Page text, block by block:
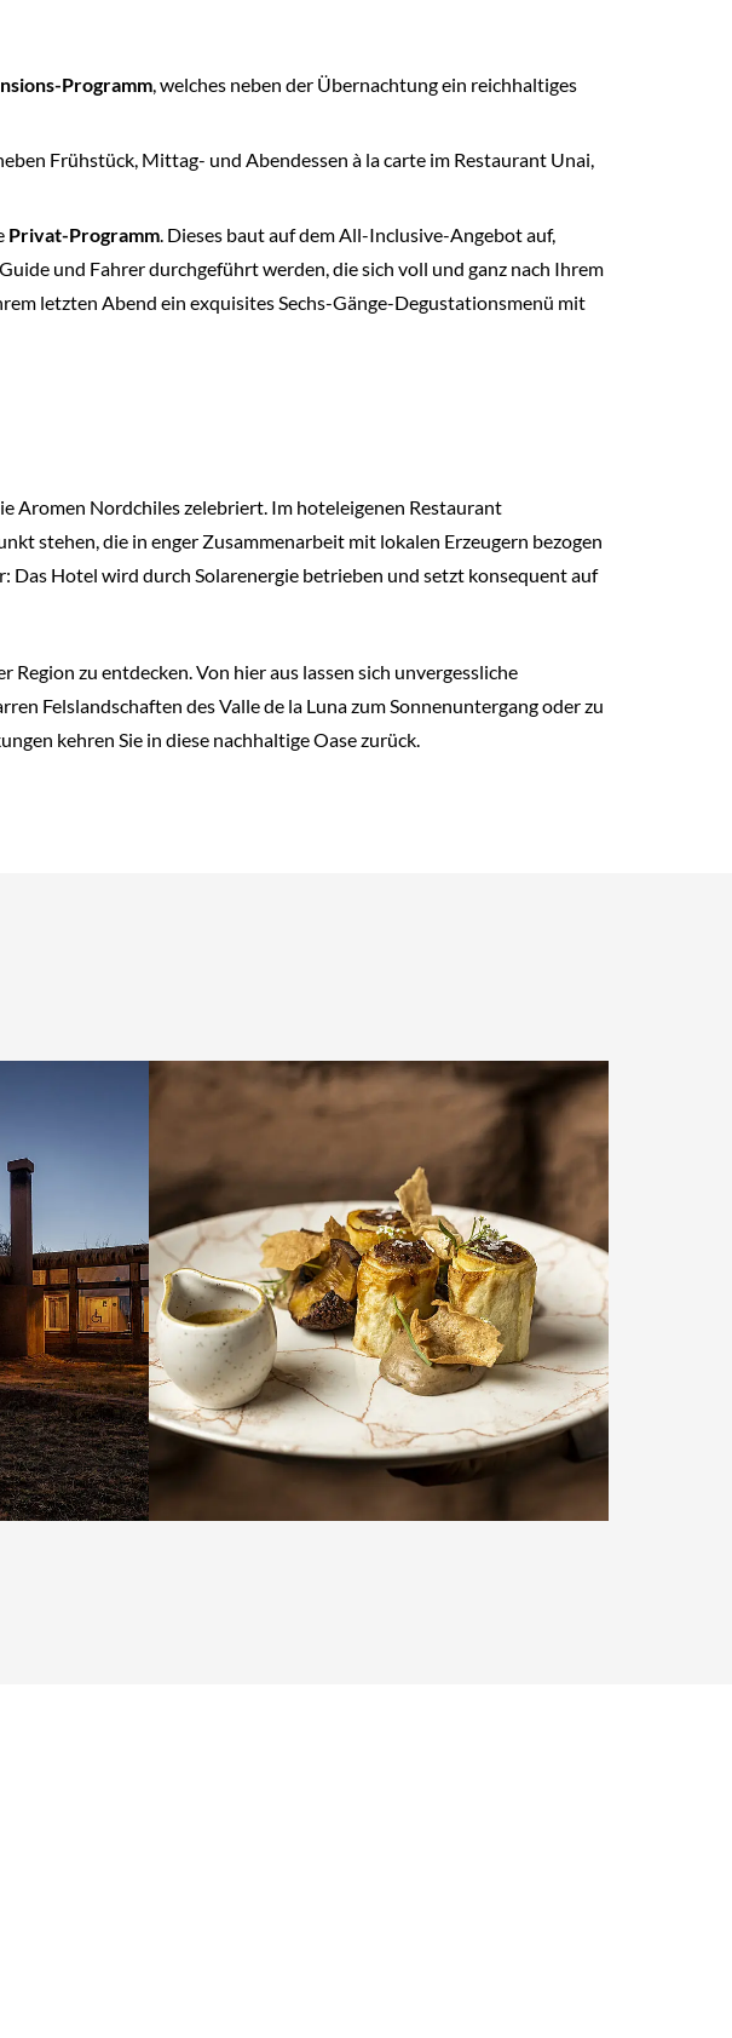
Programm, welches neben der Übernachtung ein reichhaltiges
Frühstück, Mittag- und Abendessen à la carte im Restaurant Unai,
Privat-Programm. Dieses baut auf dem All-Inclusive-Angebot auf,
und Fahrer durchgeführt werden, die sich voll und ganz nach Ihrem
letzten Abend ein exquisites Sechs-Gänge-Degustationsmenü mit
Aromen Nordchiles zelebriert. Im hoteleigenen Restaurant
stehen, die in enger Zusammenarbeit mit lokalen Erzeugern bezogen
Das Hotel wird durch Solarenergie betrieben und setzt konsequent auf
zu entdecken. Von hier aus lassen sich unvergessliche
Felslandschaften des Valle de la Luna zum Sonnenuntergang oder zu
kehren Sie in diese nachhaltige Oase zurück.